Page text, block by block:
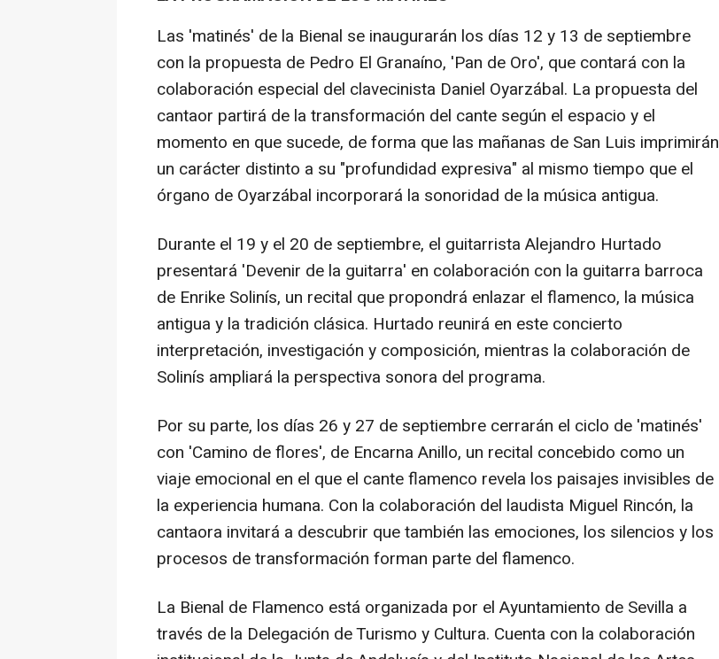
Las 'matinés' de la Bienal se inaugurarán los días 12 y 13 de septiembre
con la propuesta de Pedro El Granaíno, 'Pan de Oro', que contará con la
colaboración especial del clavecinista Daniel Oyarzábal. La propuesta del
cantaor partirá de la transformación del cante según el espacio y el
momento en que sucede, de forma que las mañanas de San Luis imprimirán
un carácter distinto a su "profundidad expresiva" al mismo tiempo que el
órgano de Oyarzábal incorporará la sonoridad de la música antigua.
Durante el 19 y el 20 de septiembre, el guitarrista Alejandro Hurtado
presentará 'Devenir de la guitarra' en colaboración con la guitarra barroca
de Enrike Solinís, un recital que propondrá enlazar el flamenco, la música
antigua y la tradición clásica. Hurtado reunirá en este concierto
interpretación, investigación y composición, mientras la colaboración de
Solinís ampliará la perspectiva sonora del programa.
Por su parte, los días 26 y 27 de septiembre cerrarán el ciclo de 'matinés'
con 'Camino de flores', de Encarna Anillo, un recital concebido como un
viaje emocional en el que el cante flamenco revela los paisajes invisibles de
la experiencia humana. Con la colaboración del laudista Miguel Rincón, la
cantaora invitará a descubrir que también las emociones, los silencios y los
procesos de transformación forman parte del flamenco.
La Bienal de Flamenco está organizada por el Ayuntamiento de Sevilla a
través de la Delegación de Turismo y Cultura. Cuenta con la colaboración